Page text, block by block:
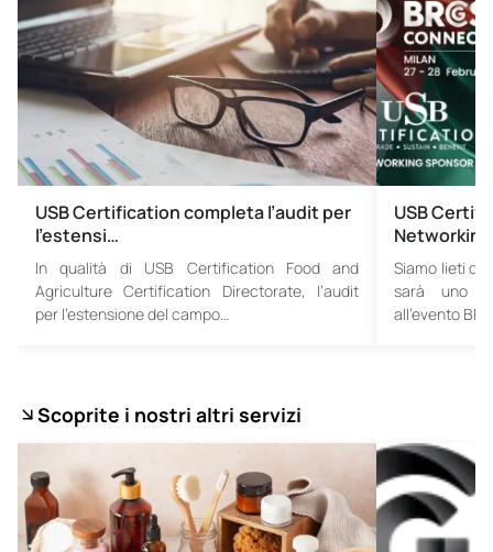
USB Certification completa l’audit per
l’estensi…
In qualità di USB Certification Food and
Agriculture Certification Directorate, l’audit
per l’estensione del campo…
USB
Siamo lieti di
sarà uno
all’evento
Scoprite i nostri altri servizi